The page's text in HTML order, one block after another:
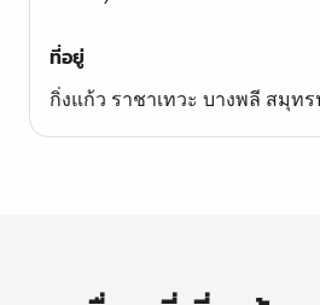
ที่อยู่
กิ่งแก้ว ราชาเทวะ บางพลี สมุทร